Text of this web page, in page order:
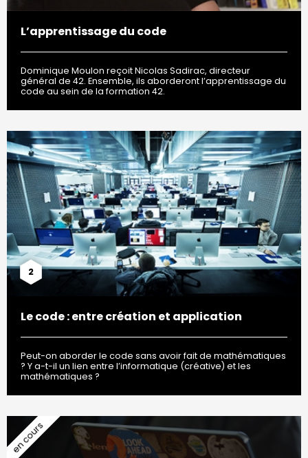
L’apprentissage du code
Dominique Moulon reçoit Nicolas Sadirac, directeur
général de 42. Ensemble, ils aborderont l’apprentissage du
code au sein de la formation 42.
2
Le code : entre création et application
Peut-on aborder le code sans avoir fait de mathématiques
? Y a-t-il un lien entre l’informatique (créative) et les
mathématiques ?